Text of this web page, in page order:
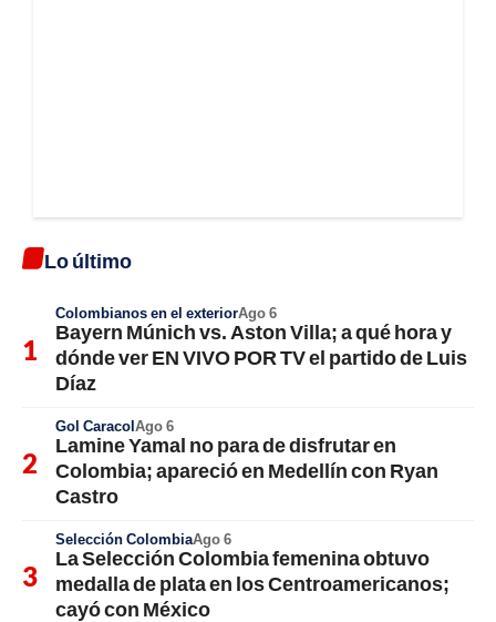
Lo último
Colombianos en el exteriorAgo 6
Bayern Múnich vs. Aston Villa; a qué hora y
dónde ver EN VIVO POR TV el partido de Luis
Díaz
Gol CaracolAgo 6
Lamine Yamal no para de disfrutar en
Colombia; apareció en Medellín con Ryan
Castro
Selección ColombiaAgo 6
La Selección Colombia femenina obtuvo
medalla de plata en los Centroamericanos;
cayó con México